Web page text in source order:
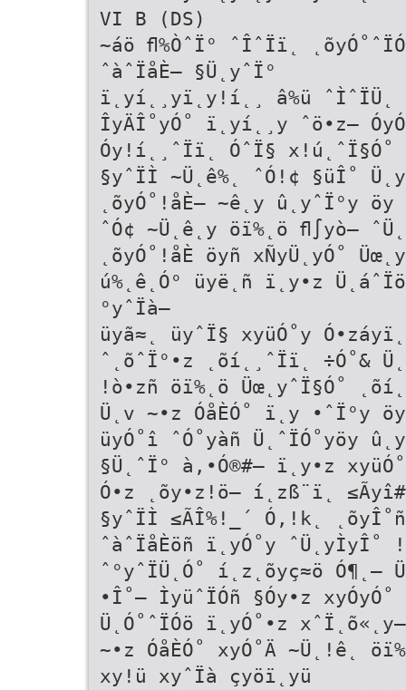
VI B (DS)
~áö ﬂ%ÒˆÏ° ˆÎˆÏï˛
ˆàˆÏåÈ– §Ü˛yˆÏ°
ï˛yí˛¸yï˛y!í˛¸ â%ü ˆÌˆÏÜ˛
ÎyÄÎ˚yÓ˚ ï˛yí˛¸y ˆö•z–
Óy!í˛¸ˆÏï˛ ÓˆÏ§ x!ú˛ˆÏ§Ó˚
§yˆÏÌ ~Ü˛ê%˛ ˆÓ!¢ §üÎ˚
˛õyÓ˚!åÈ– ~ê˛y û˛yˆÏ°y
ˆÓ¢ ~Ü˛ê˛y öï%˛ö ﬂ∫yò–
˛õyÓ˚!åÈ öyñ xÑyÜ˛yÓ˚
ú%˛ê˛Ó° üyë˛ñ ï˛y•z
°yˆÏà–
üyã≈˛ üyˆÏ§ xyüÓ˚y
ˆ˛õˆÏ°•z ˛õí˛¸ˆÏï˛ ÷Ó˚&
!ò•zñ öï%˛ö Üœ˛yˆÏ§Ó˚
Ü˛v ~•z ÓåÈÓ˚ ï˛y •ˆÏ°y
üyÓ˚î ˆÓ˚yàñ Ü˛ˆÏÓ˚yöy
§Ü˛ˆÏ° à,•Ó®#– ï˛y•z
Ó•z ˛õy•z!ö– í˛zß¨ï˛
§yˆÏÌ ≤ÃÎ%!_´ Ó,!k˛
ˆàˆÏåÈöñ ï˛yÓ˚y ˆÜ˛yÌyÎ˚
ˆ°yˆÏÜ˛Ó˚ í˛z˛õyç≈ö
•Î˚– ÌyüˆÏÓñ §Óy•z xyÓyÓ˚
Ü˛Ó˚ˆÏÓö ï˛yÓ˚•z
~•z ÓåÈÓ˚ xyÓ˚Ä ~Ü˛!ê˛
xy!ü xyˆÏà çyöï˛yü